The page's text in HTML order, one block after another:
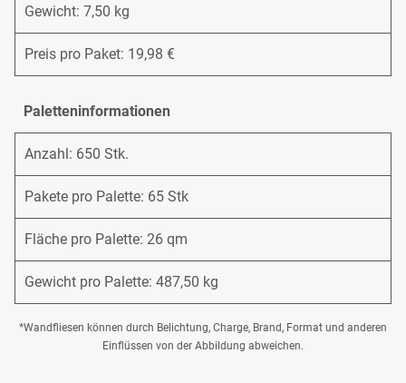
Gewicht: 7,50 kg
Preis pro Paket: 19,98 €
Paletteninformationen
Anzahl: 650 Stk.
Pakete pro Palette: 65 Stk
Fläche pro Palette: 26 qm
Gewicht pro Palette: 487,50 kg
*Wandfliesen können durch Belichtung, Charge, Brand, Format und anderen
Einflüssen von der Abbildung abweichen.